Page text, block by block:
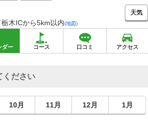
栃木ICから5km以内(地図)
天気
ダー コース 口コミ アクセス
ください
10月 11月 12月 1月